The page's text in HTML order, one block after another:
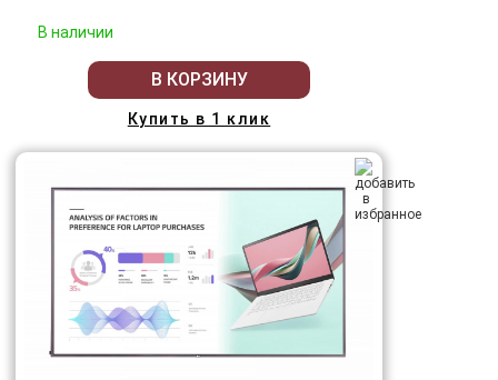
В наличии
В КОРЗИНУ
Купить в 1 клик